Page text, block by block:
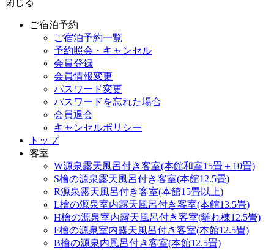
閉じる
ご宿泊予約
ご宿泊予約一覧
予約照会・キャンセル
会員登録
会員情報変更
パスワード変更
パスワードを忘れた場合
会員退会
キャンセルポリシー
トップ
客室
W源泉露天風呂付き客室(本館和室15畳＋10畳)
S檜の源泉露天風呂付き客室(本館12.5畳)
R源泉露天風呂付き客室(本館15畳以上)
L檜の源泉室内露天風呂付き客室(本館13.5畳)
H檜の源泉室内露天風呂付き客室(離れ棟12.5畳)
F檜の源泉室内露天風呂付き客室(本館12.5畳)
B檜の源泉内風呂付き客室(本館12.5畳)